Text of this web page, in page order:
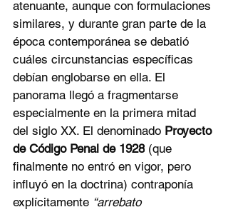
atenuante, aunque con formulaciones
similares, y durante gran parte de la
época contemporánea se debatió
cuáles circunstancias específicas
debían englobarse en ella. El
panorama llegó a fragmentarse
especialmente en la primera mitad
del siglo XX. El denominado Proyecto
de Código Penal de 1928 (que
finalmente no entró en vigor, pero
influyó en la doctrina) contraponía
explícitamente “arrebato